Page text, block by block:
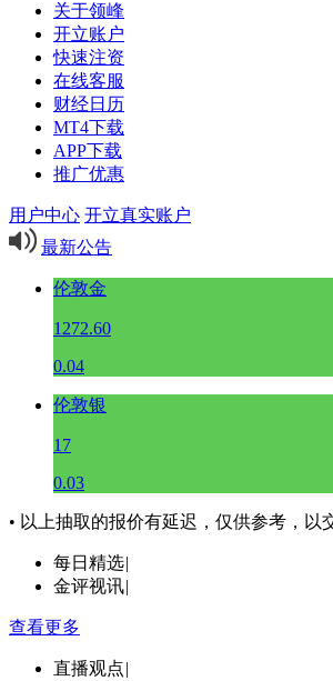
关于领峰
开立账户
快速注资
在线客服
财经日历
MT4下载
APP下载
推广优惠
用户中心 开立真实账户
最新公告
伦敦金
1272.60
0.04
伦敦银
17
0.03
• 以上抽取的报价有延迟，仅供参考，以
每日精选|
金评视讯|
查看更多
直播观点|